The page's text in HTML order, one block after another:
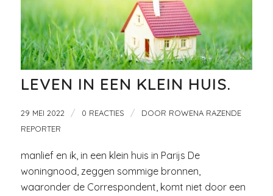
LEVEN IN EEN KLEIN HUIS.
29 MEI 2022 / 0 REACTIES / DOOR ROWENA RAZENDE
REPORTER
manlief en ik, in een klein huis in Parijs De
woningnood, zeggen sommige bronnen,
waaronder de Correspondent, komt niet door een